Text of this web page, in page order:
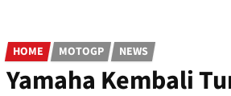
HOME MOTOGP NEWS
Yamaha Kembali